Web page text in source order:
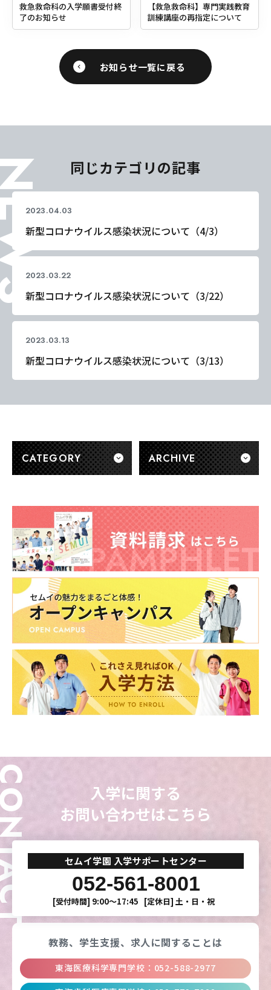
救急救命科の入学願書受付終
了のお知らせ
【救急救命科】専門実践教育
訓練講座の再指定について
お知らせ一覧に戻る
同じカテゴリの記事
2023.04.03
新型コロナウイルス感染状況について（4/3）
2023.03.22
新型コロナウイルス感染状況について（3/22）
2023.03.13
新型コロナウイルス感染状況について（3/13）
CATEGORY ARCHIVE
入学に関する
お問い合わせはこちら
セムイ学園 入学サポートセンター
052-561-8001
[受付時間] 9:00〜17:45 [定休日] 土・日・祝
教務、学生支援、 求人に関することは
東海医療科学専門学校 ： 052-588-2977